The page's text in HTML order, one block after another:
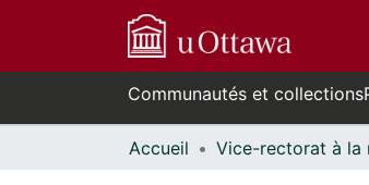
Communautés et collections
Accueil